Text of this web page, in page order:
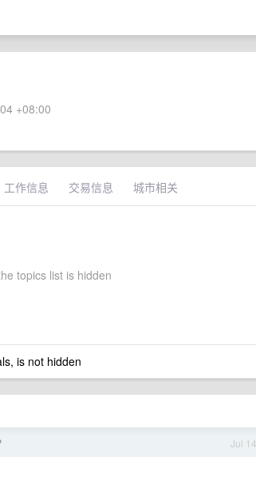
+08:00
工作信息 交易信息 城市相关
topics list is hidden
is not hidden
Jul 14